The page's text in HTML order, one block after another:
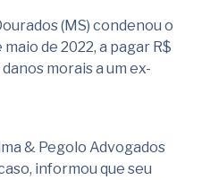
(MS) condenou o
de 2022, a pagar R$
morais a um ex-
& Pegolo Advogados
informou que seu